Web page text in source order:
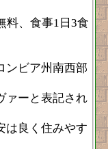
料、食事1日3食
ンビア州南西部
ァーと表記され
は良く住みやす